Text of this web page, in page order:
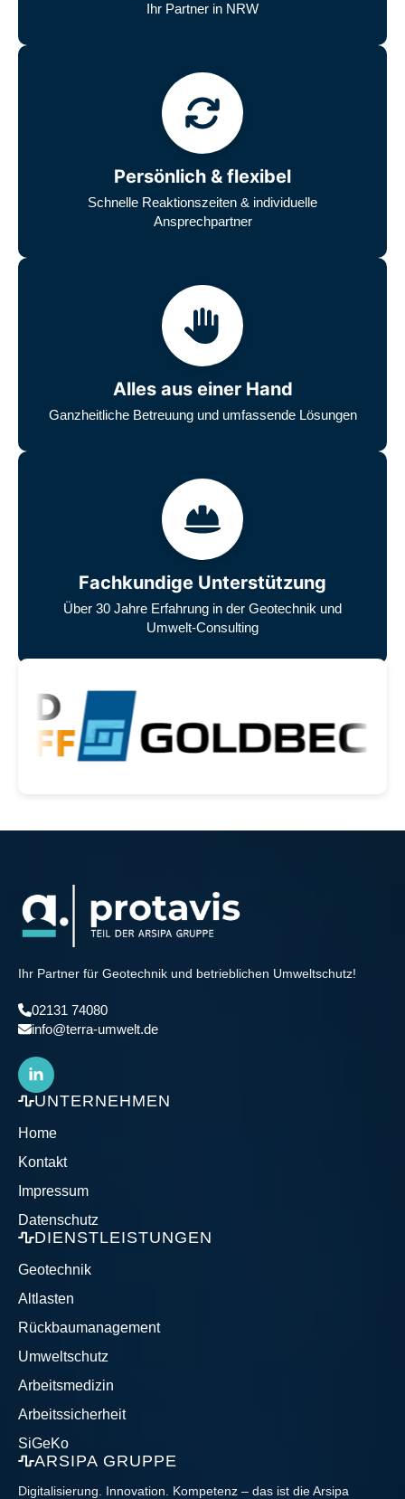
Ihr Partner in NRW
Persönlich & flexibel
Schnelle Reaktionszeiten & individuelle
Ansprechpartner
Alles aus einer Hand
Ganzheitliche Betreuung und umfassende Lösungen
Fachkundige Unterstützung
Über 30 Jahre Erfahrung in der Geotechnik und
Umwelt-Consulting
Ihr Partner für Geotechnik und betrieblichen Umweltschutz!
02131 74080
info@terra-umwelt.de
UNTERNEHMEN
Home
Kontakt
Impressum
Datenschutz
DIENSTLEISTUNGEN
Geotechnik
Altlasten
Rückbaumanagement
Umweltschutz
Arbeitsmedizin
Arbeitssicherheit
SiGeKo
ARSIPA GRUPPE
Digitalisierung. Innovation. Kompetenz – das ist die Arsipa